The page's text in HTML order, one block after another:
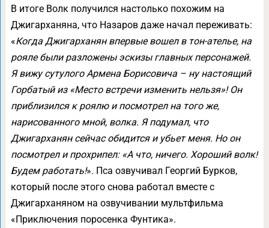
В итоге Волк получился настолько похожим на
Джигарханяна, что Назаров даже начал переживать:
«Когда Джигарханян впервые вошел в тон-ателье, на
рояле были разложены эскизы главных персонажей.
Я вижу сутулого Армена Борисовича – ну настоящий
Горбатый из «Место встречи изменить нельзя»! Он
приблизился к роялю и посмотрел на того же,
нарисованного мной, волка. Я подумал, что
Джигарханян сейчас обидится и убьет меня. Но он
посмотрел и прохрипел: «А что, ничего. Хороший волк!
Будем работать!». Пса озвучивал Георгий Бурков,
который после этого снова работал вместе с
Джигарханяном на озвучивании мультфильма
«Приключения поросенка Фунтика».